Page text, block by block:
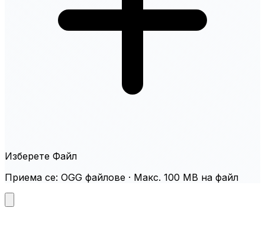
Изберете Файл
Приема се: OGG файлове · Макс. 100 MB на файл